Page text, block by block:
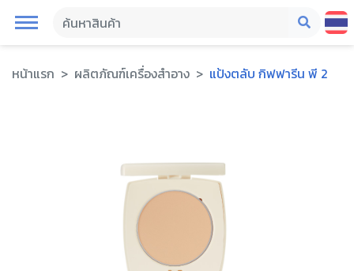
หน้าแรก ผลิตภัณฑ์เครื่องสำอาง แป้งตลับ กิฟฟารีน พี 2